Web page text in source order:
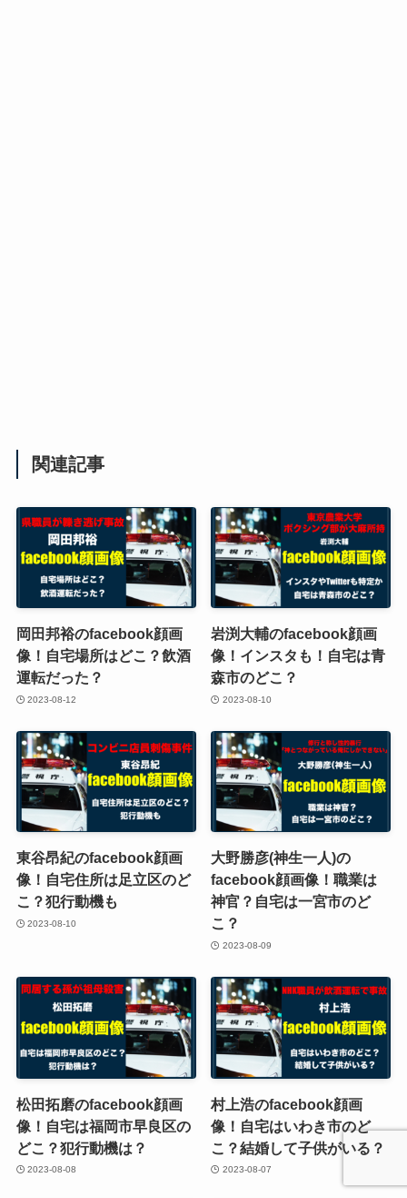
関連記事
岡田邦裕のfacebook顔画
像！自宅場所はどこ？飲酒
運転だった？
2023-08-12
岩渕大輔のfacebook顔画
像！インスタも！自宅は青
森市のどこ？
2023-08-10
東谷昂紀のfacebook顔画
像！自宅住所は足立区のど
こ？犯行動機も
2023-08-10
大野勝彦(神生一人)の
facebook顔画像！職業は
神官？自宅は一宮市のど
こ？
2023-08-09
松田拓磨のfacebook顔画
像！自宅は福岡市早良区の
どこ？犯行動機は？
2023-08-08
村上浩のfacebook顔画
像！自宅はいわき市のど
こ？結婚して子供がいる？
2023-08-07